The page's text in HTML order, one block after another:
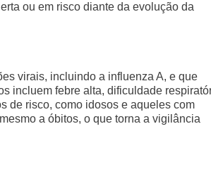
ou em risco diante da evolução da
virais, incluindo a influenza A, e que
incluem febre alta, dificuldade
de risco, como idosos e aqueles com
a óbitos, o que torna a vigilância